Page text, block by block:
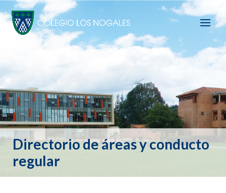
Directorio de áreas y conducto
regular